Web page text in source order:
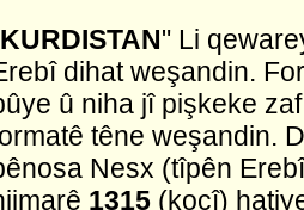
KURDISTAN" Li
dihat weşandin.
û niha jî pişkeke
têne weşandin.
Nesx (tîpên
1315 (koçî)